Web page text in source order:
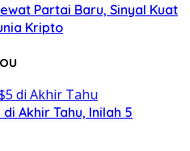
Partai Baru, Sinyal Kuat
Kripto
Akhir Tahu, Inilah 5